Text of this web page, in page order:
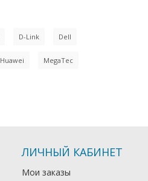
D-Link Dell
Huawei MegaTec
ЛИЧНЫЙ КАБИНЕТ
Мои заказы